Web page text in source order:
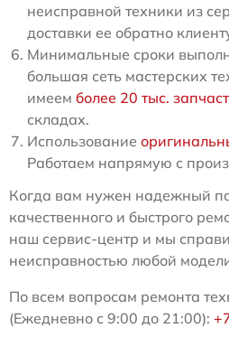
неисправной техники из
доставки ее обратно
Минимальные сроки
большая сеть мастерских
имеем более 20 тыс.
складах.
Использование
Работаем напрямую с
Когда вам нужен надежный
качественного и быстрого
наш сервис-центр и мы
неисправностью любой
По всем вопросам ремонта
(Ежедневно с 9:00 до 21:00):